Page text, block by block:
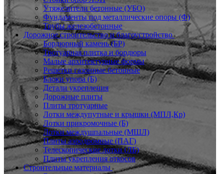
Утяжелители бетонные (УБО)
Фундаменты под металлические опоры (Ф)
Трубы железобетонные
Дорожное строительство и благоустройство
Бордюрный камень (БР)
Тротуарная плитка и бордюры
Малые архитектурные формы
Решетки газонные бетонные
Блоки упора (Б)
Детали укрепления
Дорожные плиты
Плиты тротуарные
Лотки междупутные и крышки (МПЛ,Кр)
Лотки прикромочные (Б)
Лотки междушпальные (МШЛ)
Плиты аэродромные (ПАГ)
Телескопические лотки (ЛБ)
Плиты укрепления откосов
Строительные материалы